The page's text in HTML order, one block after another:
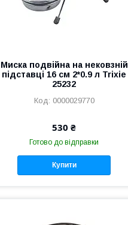
Миска подвійна на нековзній
підставці 16 см 2*0.9 л Trixie
25232
0000029770
530 ₴
Готово до відправки
Купити